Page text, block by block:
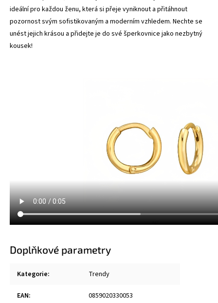
ideální pro každou ženu, která si přeje vyniknout a přitáhnout
pozornost svým sofistikovaným a moderním vzhledem. Nechte se
unést jejich krásou a přidejte je do své šperkovnice jako nezbytný
kousek!
Doplňkové parametry
Kategorie: Trendy
EAN: 0859020330053